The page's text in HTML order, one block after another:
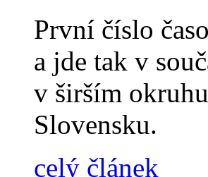
První číslo
a jde tak v
v širším
Slovensku.
celý článek